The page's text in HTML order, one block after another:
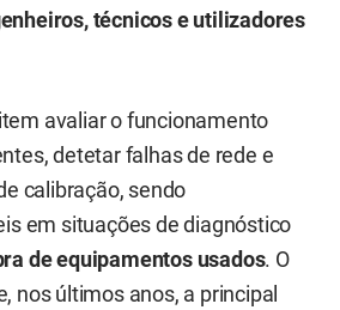
técnicos e utilizadores
avaliar o funcionamento
detetar falhas de rede e
calibração, sendo
em situações de diagnóstico
de equipamentos usados. O
nos últimos anos, a principal